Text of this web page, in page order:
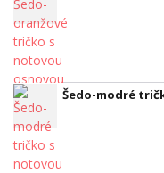
Šedo-modré